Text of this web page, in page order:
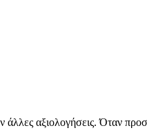
άλλες αξιολογήσεις. Όταν